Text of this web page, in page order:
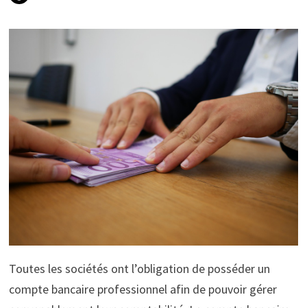
Toutes les sociétés ont l’obligation de posséder un
compte bancaire professionnel afin de pouvoir gérer